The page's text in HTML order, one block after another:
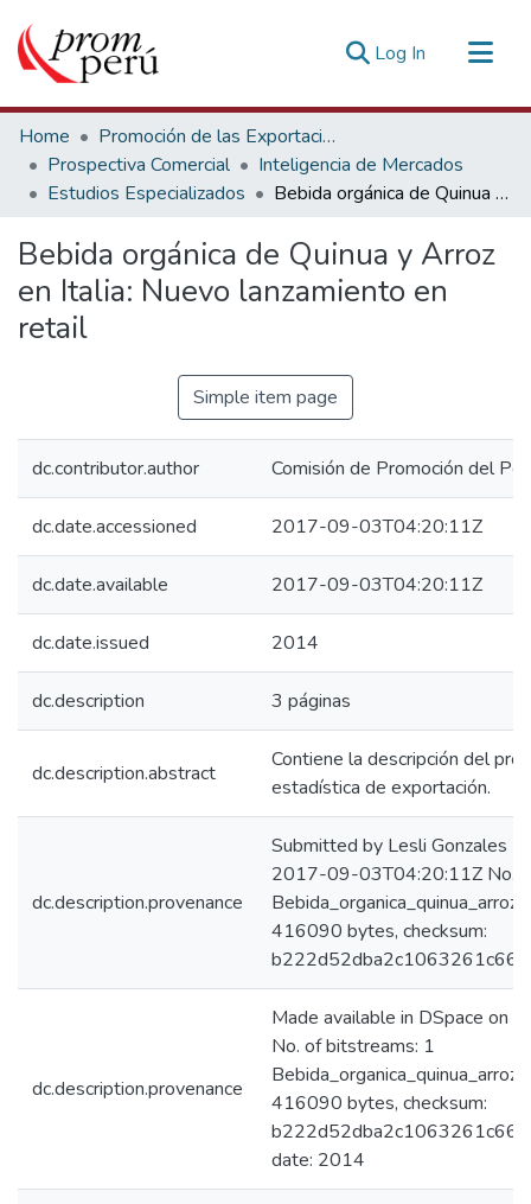
Log In (current)
Communities & Collections
All of DSpace
Statistics
Estadísticas Externas
Home
Promoción de las Exportaciones
Prospectiva Comercial
Inteligencia de Mercados
Estudios Especializados
Bebida orgánica de Quinua y Arroz en Italia: Nuevo lanzamiento en retail
Bebida orgánica de Quinua y Arroz
en Italia: Nuevo lanzamiento en
retail
Simple item page
dc.contributor.author Comisión de Promoción del
dc.date.accessioned 2017-09-03T04:20:11Z
dc.date.available 2017-09-03T04:20:11Z
dc.date.issued 2014
dc.description 3 páginas
dc.description.abstract
Contiene la descripción del
estadística de exportación.
dc.description.provenance
Submitted by Lesli Gonzales
2017-09-03T04:20:11Z No.
416090 bytes, checksum:
dc.description.provenance
Made available in DSpace on
No. of bitstreams: 1
416090 bytes, checksum:
date: 2014